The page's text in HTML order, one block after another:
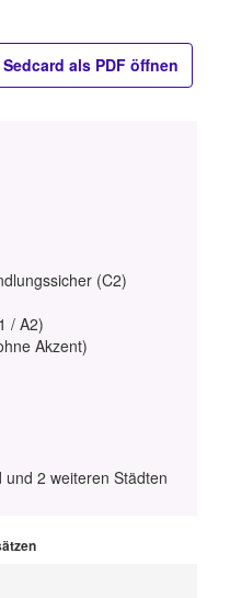
Sedcard als PDF öffnen
(C2)
/ A2)
Akzent)
2 weiteren Städten